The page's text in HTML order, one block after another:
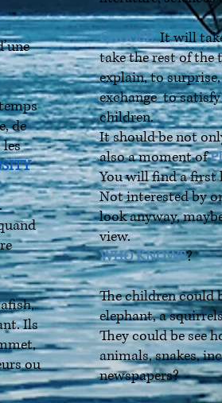
de
les
.
Ils
ou
CHOOSE.It will
take the rest of the
explain, to
exchange to
children.
It should be not
also a moment of
You will find a first
Not interested by
look anyway,
view.
WHO KNOWS?
The children could
elephant, a
They could be see
animals, snakes,
newspapers?